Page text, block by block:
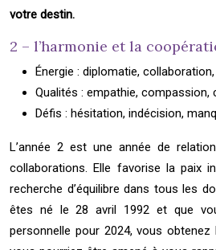
votre destin.
2 – l’harmonie et la
Énergie : diplomatie,
Qualités : empathie, compassion,
Défis : hésitation, indécision,
L’année 2 est une année de
collaborations. Elle favorise la paix
recherche d’équilibre dans tous les
êtes né le 28 avril 1992 et que
personnelle pour 2024, vous